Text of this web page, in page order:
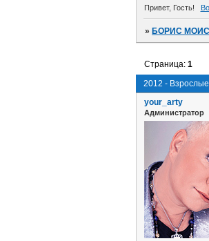
Привет, Гость!
»БОРИС
2012 -
Страница:1
your_arty
Администратор